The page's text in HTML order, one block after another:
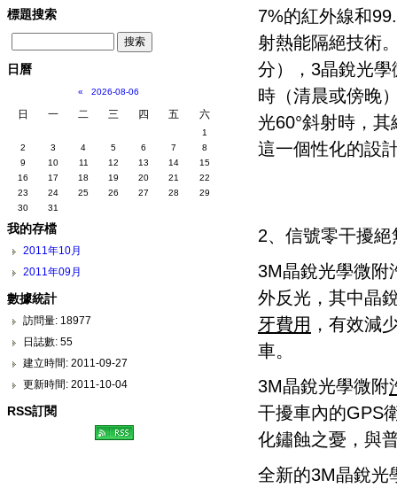
7%的紅外線和
射熱能隔絕技術
分），3晶銳光
時（清晨或傍晚
光60°斜射時，
這一個性化的設
2、信號零干擾
3M晶銳光學微附
外反光，其中晶
牙費用 ，有效減
車。
3M晶銳光學微附
干擾車內的GPS
化鏽蝕之憂，與
全新的3M晶銳光
標題搜索
日曆
« 2026-08-06
日 一 二 三 四 五 六
1
2
3 4 5 6 7
8
9
10 11 12 13 14
15
16
17 18 19 20 21
22
23
24 25 26 27 28
29
30
31
我的存檔
2011年10月
2011年09月
數據統計
訪問量: 18977
日誌數: 55
建立時間: 2011-09-27
更新時間: 2011-10-04
RSS訂閱